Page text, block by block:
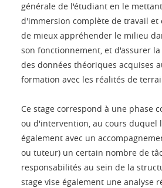
générale de l'étudiant en le
d'immersion complète de travail et
de mieux appréhender le milieu
son fonctionnement, et d'assurer
des données théoriques acquises
formation avec les réalités de
Ce stage correspond à une phase
ou d'intervention, au cours duquel
également avec un
ou tuteur) un certain nombre de
responsabilités au sein de la
stage vise également une analyse